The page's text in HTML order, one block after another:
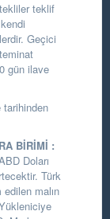
teklif
Geçici
gün ilave
tarihinden
BİRİMİ :
Doları
Türk
malın